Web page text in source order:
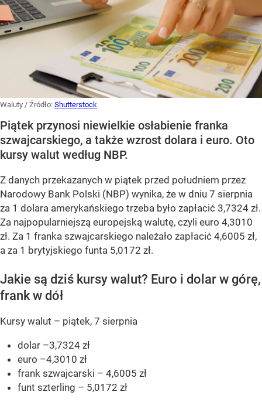
Waluty / Źródło: Shutterstock
Piątek przynosi niewielkie osłabienie franka
szwajcarskiego, a także wzrost dolara i euro. Oto
kursy walut według NBP.
Z danych przekazanych w piątek przed południem przez
Narodowy Bank Polski (NBP) wynika, że w dniu 7 sierpnia
za 1 dolara amerykańskiego trzeba było zapłacić 3,7324 zł.
Za najpopularniejszą europejską walutę, czyli euro 4,3010
zł. Za 1 franka szwajcarskiego należało zapłacić 4,6005 zł,
a za 1 brytyjskiego funta 5,0172 zł.
Jakie są dziś kursy walut? Euro i dolar w górę,
frank w dół
Kursy walut – piątek, 7 sierpnia
dolar –3,7324 zł
euro –4,3010 zł
frank szwajcarski – 4,6005 zł
funt szterling – 5,0172 zł